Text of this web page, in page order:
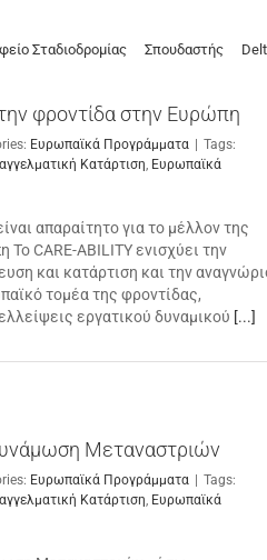
Σταδιοδρομίας Σπουδαστής
φροντίδα στην Ευρώπη
Ευρωπαϊκά Προγράμματα
Tags:
Κατάρτιση, Ευρωπαϊκά
απαραίτητο για το μέλλον της
CARE-ABILITY ενισχύει την
και κατάρτιση και την
τομέα της φροντίδας,
εργατικού δυναμικού [...]
Μεταναστριών
Ευρωπαϊκά Προγράμματα
Tags:
Κατάρτιση, Ευρωπαϊκά